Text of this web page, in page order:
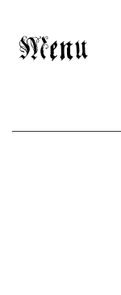
Menu